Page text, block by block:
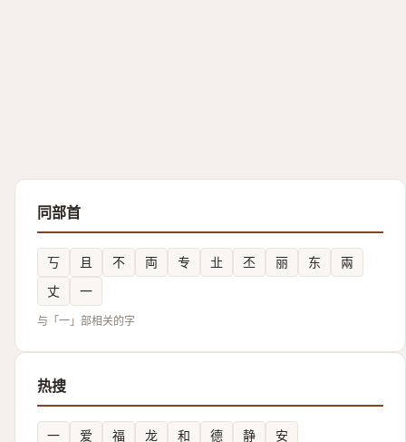
同部首
丂 且 不 両 专 㐀 丕 丽 东
兩
丈
一
与「一」部相关的字
热搜
一 爱 福 龙 和 德 静 安